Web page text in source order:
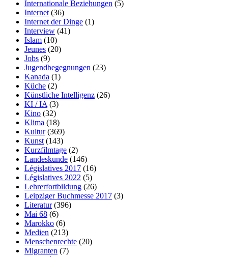
Internationale Beziehungen (5)
Internet (36)
Internet der Dinge (1)
Interview (41)
Islam (10)
Jeunes (20)
Jobs (9)
Jugendbegegnungen (23)
Kanada (1)
Küche (2)
Künstliche Intelligenz (26)
KI / IA (3)
Kino (32)
Klima (18)
Kultur(369)
Kunst (143)
Kurzfilmtage (2)
Landeskunde (146)
Législatives 2017 (16)
Législatives 2022 (5)
Lehrerfortbildung (26)
Leipziger Buchmesse 2017 (3)
Literatur(396)
Mai 68 (6)
Marokko (6)
Medien (213)
Menschenrechte (20)
Migranten (7)